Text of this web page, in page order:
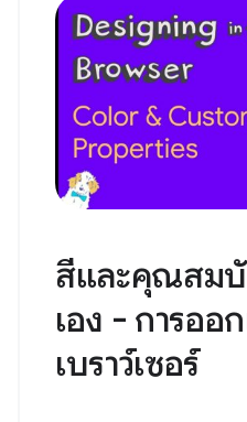
สีและคุณสม
เอง - การออ
เบราว์เซอร์